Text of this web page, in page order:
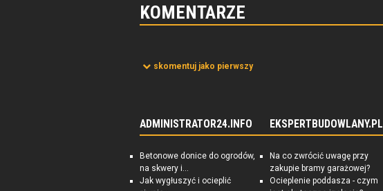
KOMENTARZE
skomentuj jako pierwszy
ADMINISTRATOR24.INFO
Betonowe donice do ogrodów,
na skwery i...
Jak wygłuszyć i ocieplić
EKSPERTBUDOWLANY.PL
Na co zwrócić uwagę przy
zakupie bramy garażowej?
Ocieplenie poddasza - czym